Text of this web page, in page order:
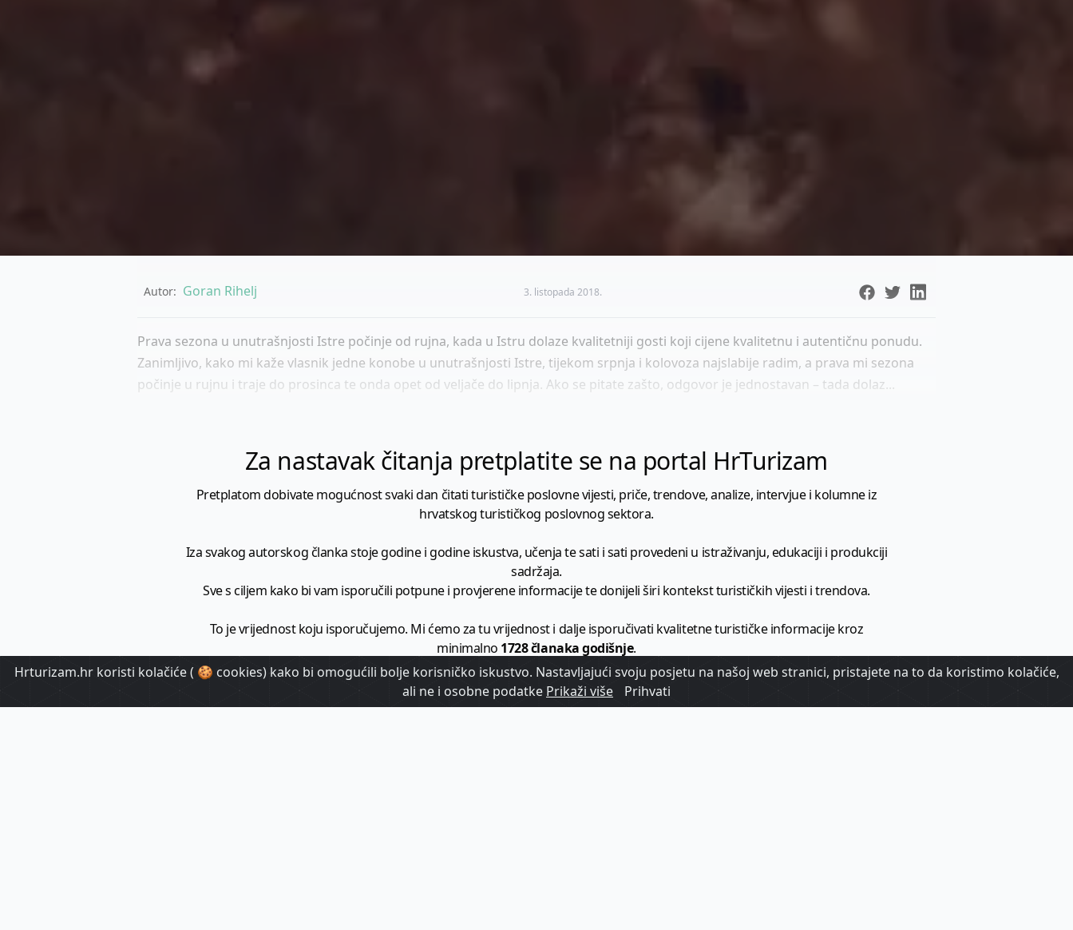
Autor: Goran Rihelj 3. listopada 2018.
Prava sezona u unutrašnjosti Istre počinje od rujna, kada u Istru dolaze kvalitetniji gosti koji cijene kvalitetnu i autentičnu ponudu.
Zanimljivo, kako mi kaže vlasnik jedne konobe u unutrašnjosti Istre, tijekom srpnja i kolovoza najslabije radim, a prava mi sezona
počinje u rujnu i traje do prosinca te onda opet od veljače do lipnja. Ako se pitate zašto, odgovor je jednostavan – tada dolaz...
Za nastavak čitanja pretplatite se na portal HrTurizam
Pretplatom dobivate mogućnost svaki dan čitati turističke poslovne vijesti, priče, trendove, analize, intervjue i kolumne iz
hrvatskog turističkog poslovnog sektora.
Iza svakog autorskog članka stoje godine i godine iskustva, učenja te sati i sati provedeni u istraživanju, edukaciji i produkciji
sadržaja.
Sve s ciljem kako bi vam isporučili potpune i provjerene informacije te donijeli širi kontekst turističkih vijesti i trendova.
To je vrijednost koju isporučujemo. Mi ćemo za tu vrijednost i dalje isporučivati kvalitetne turističke informacije kroz
minimalno 1728 članaka godišnje.
HrTurizam - vaš izvor informacija iz poslovnog svijeta hrvatskog turizma.
Hrturizam.hr koristi kolačiće ( 🍪 cookies) kako bi omogućili bolje korisničko iskustvo. Nastavljajući svoju posjetu na našoj web stranici, pristajete na to da koristimo kolačiće,
ali ne i osobne podatke Prikaži više Prihvati